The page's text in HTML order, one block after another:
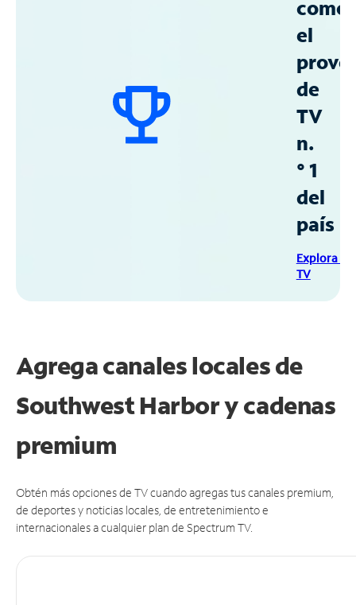
como
el
de
TV
n.
° 1
del
país
Explora
TV
Agrega canales locales de
Southwest Harbor y cadenas
premium
Obtén más opciones de TV cuando agregas tus canales premium,
de deportes y noticias locales, de entretenimiento e
internacionales a cualquier plan de Spectrum TV.